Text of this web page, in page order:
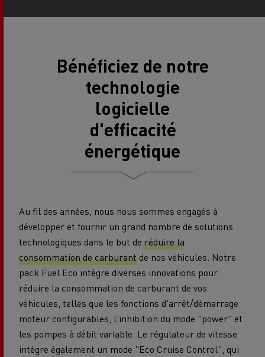
Bénéficiez de notre
technologie
logicielle
d'efficacité
énergétique
Au fil des années, nous nous sommes engagés à
développer et fournir un grand nombre de solutions
technologiques dans le but de réduire la
consommation de carburant de nos véhicules. Notre
pack Fuel Eco intègre diverses innovations pour
réduire la consommation de carburant de vos
véhicules, telles que les fonctions d'arrêt/démarrage
moteur configurables, l'inhibition du mode "power" et
les pompes à débit variable. Le régulateur de vitesse
intègre également un mode "Eco Cruise Control", qui